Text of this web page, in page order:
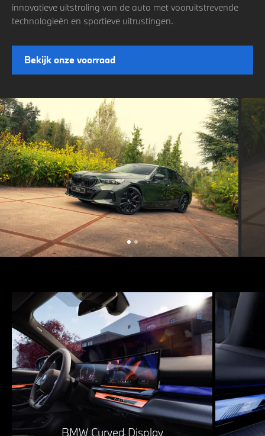
innovatieve uitstraling van de auto met vooruitstrevende
technologieën en sportieve uitrustingen.
Bekijk onze voorraad
BMW Curved Display